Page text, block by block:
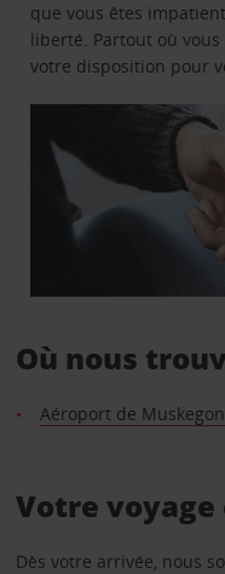
que vous êtes
liberté. Partout où
votre disposition pour
Où nous
Aéroport de Muskegon
Votre voyage
Dès votre arrivée, nous